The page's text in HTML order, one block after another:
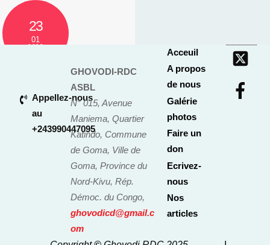
23
01
2023
Approche washindi
sur la masculinité
positive pour le
changement de
normes sociales
négatives qui
impact sur la
malnutrition des
Appellez-nous
au
+243990447095
GHOVODI-RDC
ASBL
N° 015, Avenue
Maniema, Quartier
Katindo, Commune
de Goma, Ville de
Goma, Province du
Nord-Kivu, Rép.
Démoc. du Congo,
ghovodicd@gmail.c
om
Acceuil
A propos
de nous
Galérie
photos
Faire un
don
Ecrivez-
nous
Nos
articles